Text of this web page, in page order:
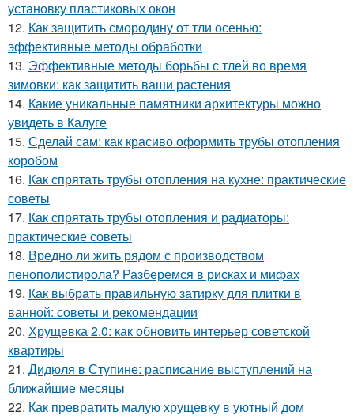
установку пластиковых окон
12. Как защитить смородину от тли осенью:
эффективные методы обработки
13. Эффективные методы борьбы с тлей во время
зимовки: как защитить ваши растения
14. Какие уникальные памятники архитектуры можно
увидеть в Калуге
15. Сделай сам: как красиво оформить трубы отопления
коробом
16. Как спрятать трубы отопления на кухне: практические
советы
17. Как спрятать трубы отопления и радиаторы:
практические советы
18. Вредно ли жить рядом с производством
пенополистирола? Разберемся в рисках и мифах
19. Как выбрать правильную затирку для плитки в
ванной: советы и рекомендации
20. Хрущевка 2.0: как обновить интерьер советской
квартиры
21. Дидюля в Ступине: расписание выступлений на
ближайшие месяцы
22. Как превратить малую хрущевку в уютный дом